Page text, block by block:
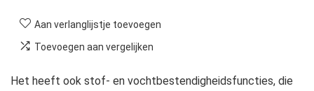
Aan verlanglijstje toevoegen
Toevoegen aan vergelijken
Het heeft ook stof- en vochtbestendigheidsfuncties, die